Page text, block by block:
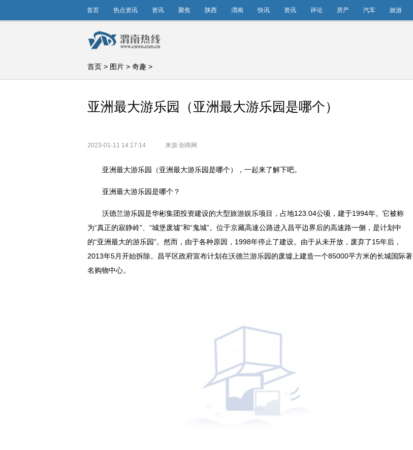
首页 热点资讯 资讯 聚焦 陕西 渭南 快讯 资讯 评论 房产 汽车 旅游
首页 > 图片 > 奇趣 >
亚洲最大游乐园（亚洲最大游乐园是哪个）
2023-01-11 14:17:14 来源:创商网
亚洲最大游乐园（亚洲最大游乐园是哪个），一起来了解下吧。
亚洲最大游乐园是哪个？
沃德兰游乐园是华彬集团投资建设的大型旅游娱乐项目，占地123.04公顷，建于1994年。它被称
为“真正的寂静岭”、“城堡废墟”和“鬼城”。位于京藏高速公路进入昌平边界后的高速路一侧，是计划中
的“亚洲最大的游乐园”。然而，由于各种原因，1998年停止了建设。由于从未开放，废弃了15年后，
2013年5月开始拆除。昌平区政府宣布计划在沃德兰游乐园的废墟上建造一个85000平方米的长城国际著
名购物中心。